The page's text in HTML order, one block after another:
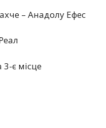
– Анадолу Ефес
є місце